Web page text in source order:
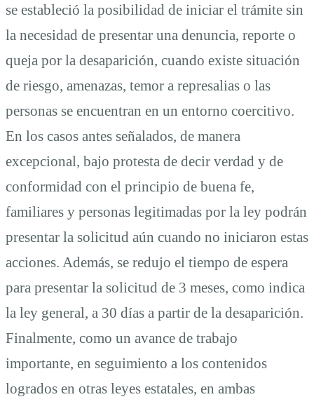
se estableció la posibilidad de iniciar el trámite sin
la necesidad de presentar una denuncia, reporte o
queja por la desaparición, cuando existe situación
de riesgo, amenazas, temor a represalias o las
personas se encuentran en un entorno coercitivo.
En los casos antes señalados, de manera
excepcional, bajo protesta de decir verdad y de
conformidad con el principio de buena fe,
familiares y personas legitimadas por la ley podrán
presentar la solicitud aún cuando no iniciaron estas
acciones. Además, se redujo el tiempo de espera
para presentar la solicitud de 3 meses, como indica
la ley general, a 30 días a partir de la desaparición.
Finalmente, como un avance de trabajo
importante, en seguimiento a los contenidos
logrados en otras leyes estatales, en ambas